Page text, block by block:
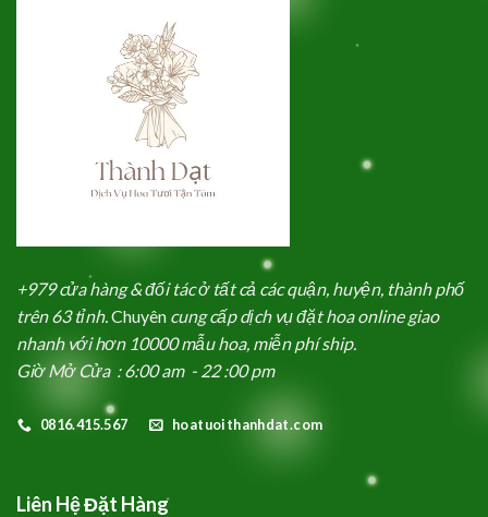
+979 cửa hàng & đối tác ở tất cả các quận, huyện, thành phố
trên 63 tỉnh.Chuyên cung cấp dịch vụ đặt hoa online giao
nhanh với hơn 10000 mẫu hoa, miễn phí ship.
Giờ Mở Cửa : 6:00 am - 22 :00 pm
0816.415.567 hoatuoithanhdat.com
Liên Hệ Đặt Hàng